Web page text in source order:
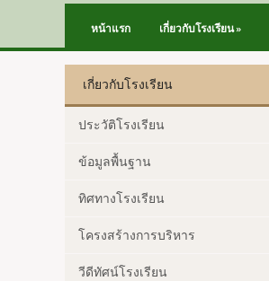
หน้าแรก เกี่ยวกับโรงเรียน»
เกี่ยวกับโรงเรียน
ประวัติโรงเรียน
ข้อมูลพื้นฐาน
ทิศทางโรงเรียน
โครงสร้างการบริหาร
วีดีทัศน์โรงเรียน